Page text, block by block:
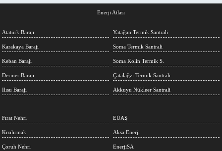
Enerji Atlası
Atatürk Barajı
Karakaya Barajı
Keban Barajı
Deriner Barajı
Ilısu Barajı
Yatağan Termik Santrali
Soma Termik Santrali
Soma Kolin Termik S.
Çatalağzı Termik Santrali
Akkuyu Nükleer Santrali
Fırat Nehri
Kızılırmak
Çoruh Nehri
EÜAŞ
Aksa Enerji
EnerjiSA